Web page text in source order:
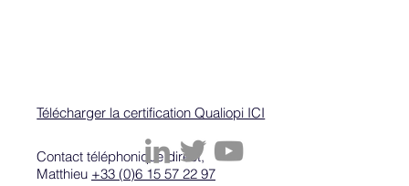
Contact téléphonique direct,
Matthieu +33 (0)6 15 57 22 97
Télécharger la certification Qualiopi ICI